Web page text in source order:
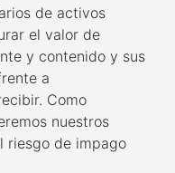
de activos
el valor de
y contenido y sus
a
Como
nuestros
riesgo de impago